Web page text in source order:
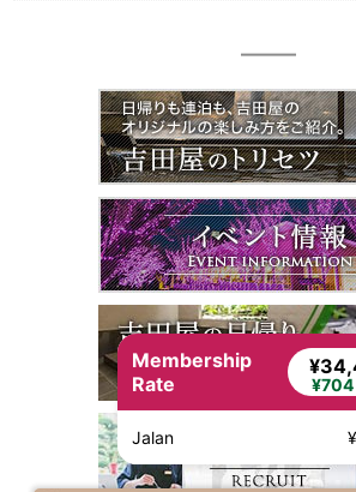
Membership
Rate
¥704
Jalan